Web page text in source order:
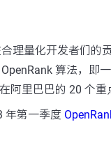
理量化开发者们的
算法，即
里巴巴的 20 个重
年第一季度